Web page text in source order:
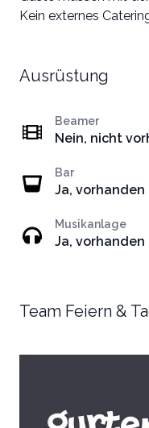
Kein externes
Ausrüstung
Beamer
Nein, nicht
Bar
Ja, vorhanden
Musikanlage
Ja, vorhanden
Team Feiern &